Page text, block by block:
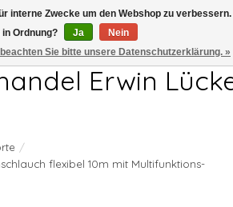
7.00-17.00Uhr FR 7.00-13.00Uhr
Erwin
/
flexibel 10m mit Multifunktions-
interne Zwecke um den Webshop zu verbessern.
in Ordnung?
Ja
Nein
Sie bitte unsere Datenschutzerklärung. »